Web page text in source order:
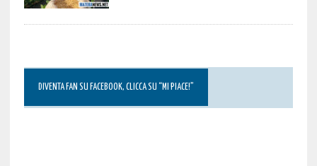
DIVENTA FAN SU FACEBOOK, CLICCA SU “MI PIACE!”